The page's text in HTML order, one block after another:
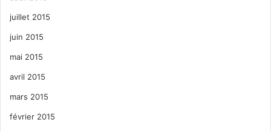
juillet 2015
juin 2015
mai 2015
avril 2015
mars 2015
février 2015